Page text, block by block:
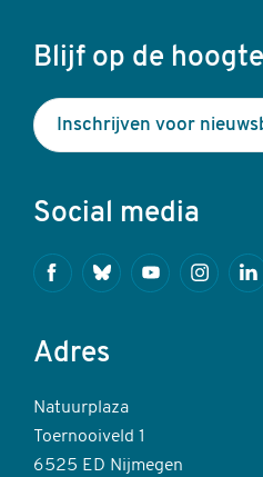
Blijf op de hoogte
Inschrijven voor
Social media
FacebookBlueskyYoutube
Adres
Natuurplaza
Toernooiveld 1
6525 ED Nijmegen